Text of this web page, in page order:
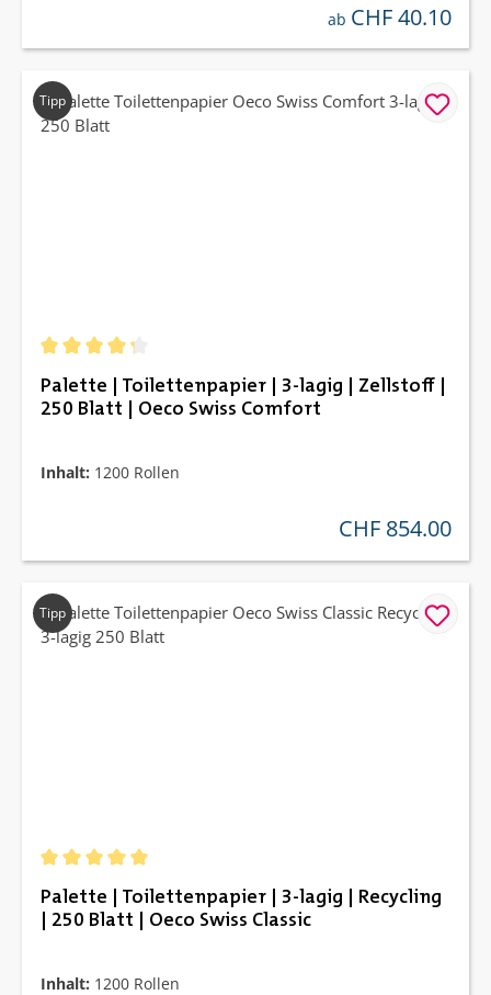
regulärer preis:
ab CHF 40.10
Tipp
Palette | Toilettenpapier | 3-lagig | Zellstoff |
250 Blatt | Oeco Swiss Comfort
Inhalt: 1200 Rollen
regulärer preis:
CHF 854.00
Tipp
Palette | Toilettenpapier | 3-lagig | Recycling
| 250 Blatt | Oeco Swiss Classic
Inhalt: 1200 Rollen